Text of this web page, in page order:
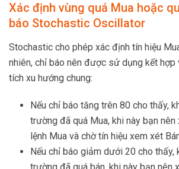
Xác định vùng quá Mua hoặc quá Bán với chỉ
báo Stochastic Oscillator
Stochastic cho phép xác định tín hiệu
nhiên, chỉ báo nên được sử dụng kết hợp
tích xu hướng chung:
Nếu chỉ báo tăng trên 80 cho thấy,
trường đã quá Mua, khi này bạn
lệnh Mua và chờ tín hiệu xem xét
Nếu chỉ báo giảm dưới 20 cho thấy,